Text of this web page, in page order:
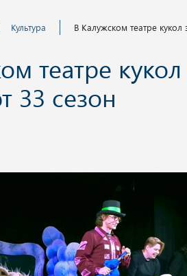
Культура В Калужском театре
театре кукол
33 сезон